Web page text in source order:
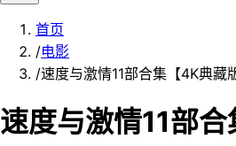
首页
/电影
/速度与激情11部合集【4K典藏
速度与激情11部